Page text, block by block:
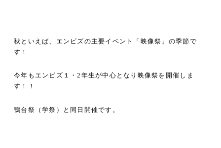
秋といえば、エンビズの主要イベント「映像祭」の季節で
す！
今年もエンビズ１・2 年生が中心となり映像祭を開催しま
す！！
鴨台祭（学祭）と同日開催です。